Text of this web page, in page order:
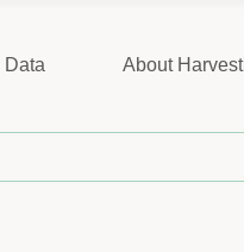
Data About